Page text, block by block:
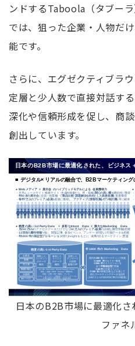
ンドするTaboola（タブー
では、狙った企業・人物だ
能です。
さらに、エグゼクティブラ
定層と少人数で直接対話す
深化や信頼形成を促し、商
創出しています。
日本のB2B市場に最適化
ファネ